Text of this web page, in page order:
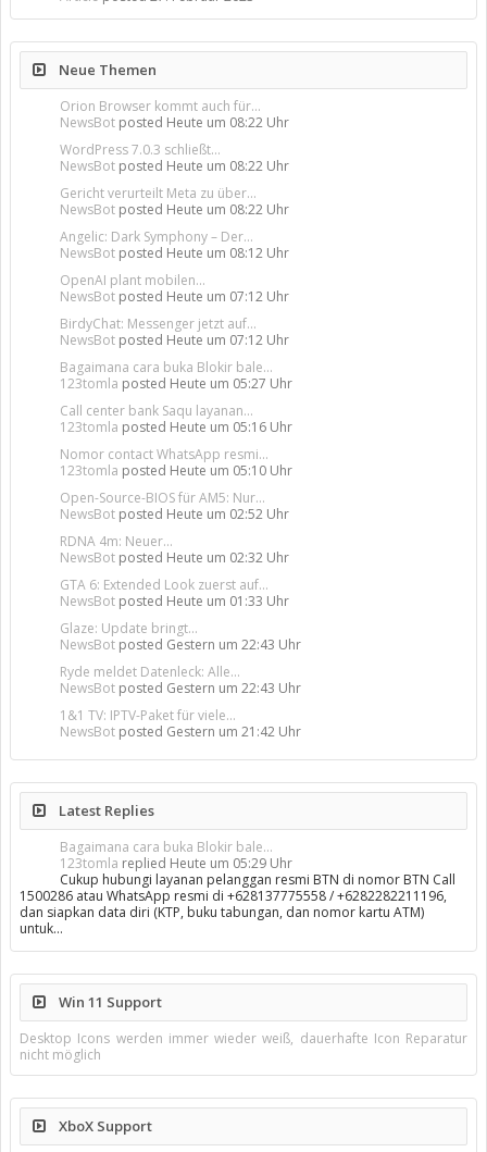
Neue Themen
Orion Browser kommt auch für...
NewsBot posted Heute um 08:22 Uhr
WordPress 7.0.3 schließt...
NewsBot posted Heute um 08:22 Uhr
Gericht verurteilt Meta zu über...
NewsBot posted Heute um 08:22 Uhr
Angelic: Dark Symphony – Der...
NewsBot posted Heute um 08:12 Uhr
OpenAI plant mobilen...
NewsBot posted Heute um 07:12 Uhr
BirdyChat: Messenger jetzt auf...
NewsBot posted Heute um 07:12 Uhr
Bagaimana cara buka Blokir bale...
123tomla posted Heute um 05:27 Uhr
Call center bank Saqu layanan...
123tomla posted Heute um 05:16 Uhr
Nomor contact WhatsApp resmi...
123tomla posted Heute um 05:10 Uhr
Open-Source-BIOS für AM5: Nur...
NewsBot posted Heute um 02:52 Uhr
RDNA 4m: Neuer...
NewsBot posted Heute um 02:32 Uhr
GTA 6: Extended Look zuerst auf...
NewsBot posted Heute um 01:33 Uhr
Glaze: Update bringt...
NewsBot posted Gestern um 22:43 Uhr
Ryde meldet Datenleck: Alle...
NewsBot posted Gestern um 22:43 Uhr
1&1 TV: IPTV-Paket für viele...
NewsBot posted Gestern um 21:42 Uhr
Latest Replies
Bagaimana cara buka Blokir bale...
123tomla replied Heute um 05:29 Uhr
Cukup hubungi layanan pelanggan resmi BTN di nomor BTN Call
1500286 atau WhatsApp resmi di +628137775558 / +6282282211196,
dan siapkan data diri (KTP, buku tabungan, dan nomor kartu ATM)
untuk…
Win 11 Support
Desktop Icons werden immer wieder weiß, dauerhafte Icon Reparatur
nicht möglich
XboX Support